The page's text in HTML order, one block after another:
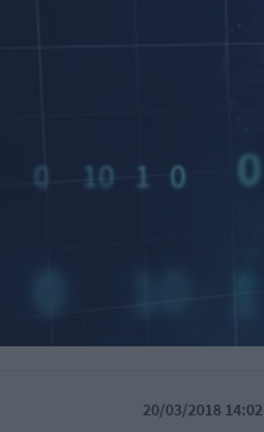
20/03/2018 14:02